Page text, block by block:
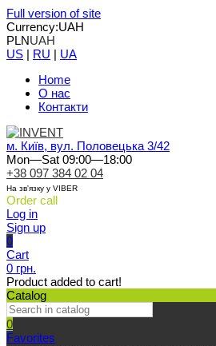
Full version of site
Currency:UAH
PLNUAH
US | RU | UA
Home
О нас
Контакти
м. Київ, вул. Половецька 3/42
Mon—Sat 09:00—18:00
+38 097 384 02 04
На зв'язку у VIBER
Order call
Log in
Sign up
0
Cart
0 грн.
Product added to cart!
Catalog
0
Favorites